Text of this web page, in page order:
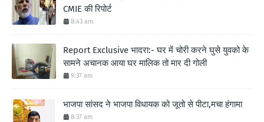
CMIE की रिपोर्ट
8:43 am
Report Exclusive भादरा:- घर में चोरी करने घुसे युवको के
सामने अचानक आया घर मालिक तो मार दी गोली
9:37 am
भाजपा सांसद ने भाजपा विधायक को जूतो से पीटा,मचा हंगामा
8:37 am